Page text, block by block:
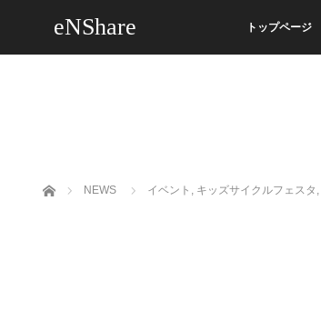
eNShare トップページ
ホーム NEWS イベント , キッズサイクルフェスタ ,